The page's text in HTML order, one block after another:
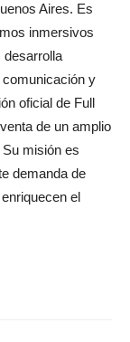
Aires. Es
inmersivos
desarrolla
comunicación y
oficial de Full
de un amplio
misión es
demanda de
el